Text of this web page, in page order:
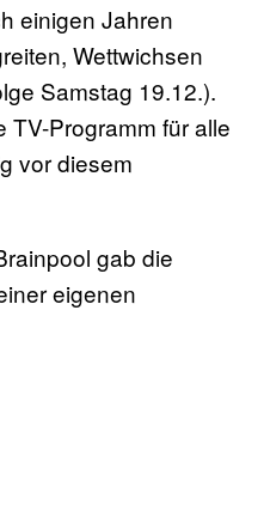
einigen Jahren
Wettwichsen
Samstag 19.12.).
Programm für alle
vor diesem
gab die
eigenen